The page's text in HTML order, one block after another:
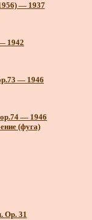
— 1937
1942
— 1946
— 1946
(фуга)
Op. 31